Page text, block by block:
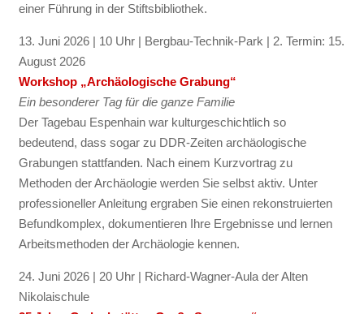
einer Führung in der Stiftsbibliothek.
13. Juni 2026 | 10 Uhr | Bergbau-Technik-Park | 2. Termin: 15.
August 2026
Workshop „Archäologische Grabung“
Ein besonderer Tag für die ganze Familie
Der Tagebau Espenhain war kulturgeschichtlich so
bedeutend, dass sogar zu DDR-Zeiten archäologische
Grabungen stattfanden. Nach einem Kurzvortrag zu
Methoden der Archäologie werden Sie selbst aktiv. Unter
professioneller Anleitung ergraben Sie einen rekonstruierten
Befundkomplex, dokumentieren Ihre Ergebnisse und lernen
Arbeitsmethoden der Archäologie kennen.
24. Juni 2026 | 20 Uhr | Richard-Wagner-Aula der Alten
Nikolaischule